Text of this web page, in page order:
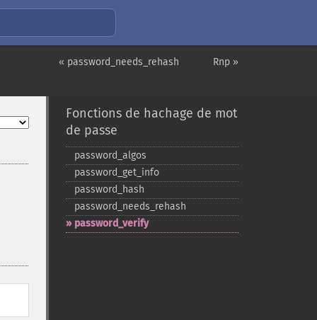
Rnp »
« password_needs_rehash
Fonctions de hachage de mot
de passe
password_​algos
password_​get_​info
password_​hash
password_​needs_​rehash
password_​verify